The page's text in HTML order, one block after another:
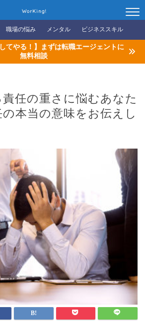
WorKing!
職場の悩み メンタル ビジネススキル
てやる！】まずは転職エージェントに
無料相談
任の重さに悩むあなた
本当の意味をお伝えし